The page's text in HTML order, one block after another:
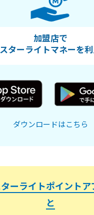
加盟店で
スターライトマネーを
ダウンロードはこちら
ーライトポイントア
と